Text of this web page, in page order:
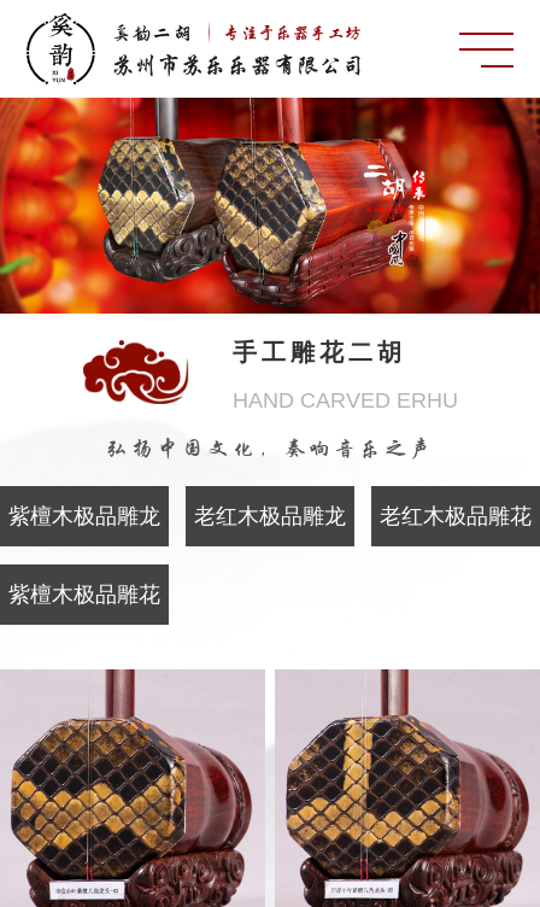
手工雕花二胡
HAND CARVED ERHU
弘扬中国文化，奏响音乐之声
紫檀木极品雕龙 老红木极品雕龙 老红木极品雕花
紫檀木极品雕花